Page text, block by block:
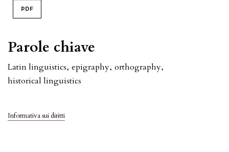
Parole chiave
Latin linguistics, epigraphy, orthography,
historical linguistics
Informativa sui diritti
PDF